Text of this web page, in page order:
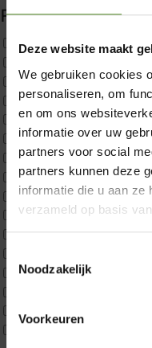
Deze website maakt
We gebruiken cookies
personaliseren, om
en om ons
informatie over uw
partners voor social
partners kunnen deze
informatie die u aan ze
verzameld op basis
Toestemmingsselectie
Noodzakelijk
Voorkeuren
Filter producten
Uncategorized
Custom
CustomBoxspring
ErkendMatras 1 Pers
ErkendMatras 2 Pers
ErkendMatras
Matrassen
Matrastopper 10cm
p350 1 Pers
P650 1 pers